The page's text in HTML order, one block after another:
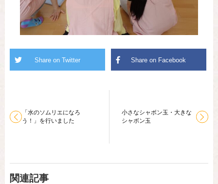
関連記事
「水のソムリエになろ
う！」を行いました
小さなシャボン玉・大きな
シャボン玉